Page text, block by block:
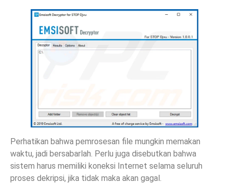
Perhatikan bahwa pemrosesan file mungkin memakan
waktu, jadi bersabarlah. Perlu juga disebutkan bahwa
sistem harus memiliki koneksi Internet selama seluruh
proses dekripsi, jika tidak maka akan gagal.